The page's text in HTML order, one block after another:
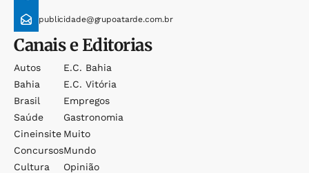
publicidade@grupoatarde.com.br
Canais e Editorias
Autos
Bahia
Brasil
Saúde
Cineinsite
Concursos
Cultura
E.c. Bahia
E.c. Vitória
Empregos
Gastronomia
Muito
Mundo
Opinião